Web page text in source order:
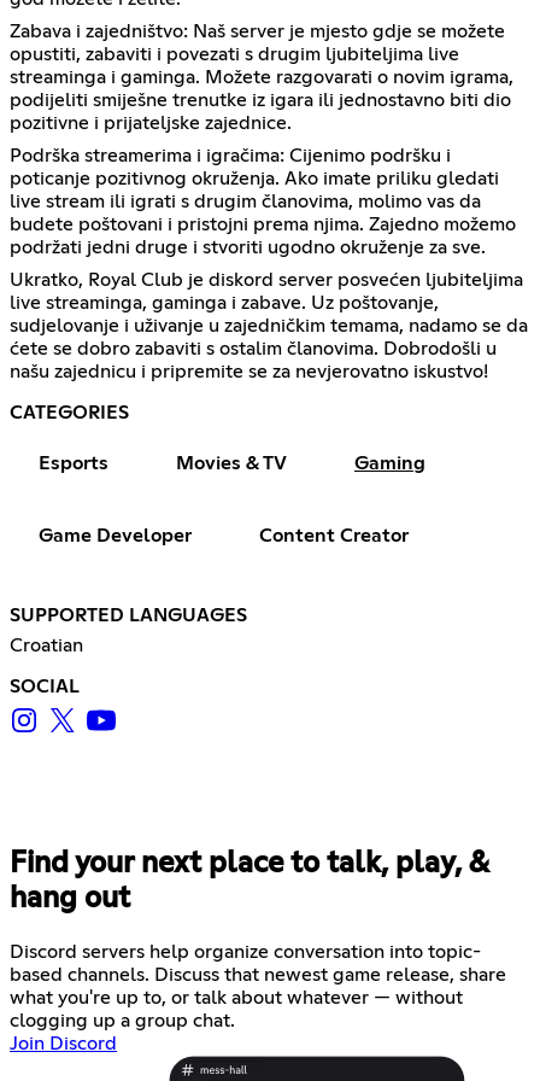
Zabava i zajedništvo: Naš server je mjesto gdje se možete
opustiti, zabaviti i povezati s drugim ljubiteljima live
streaminga i gaminga. Možete razgovarati o novim igrama,
podijeliti smiješne trenutke iz igara ili jednostavno biti dio
pozitivne i prijateljske zajednice.
Podrška streamerima i igračima: Cijenimo podršku i
poticanje pozitivnog okruženja. Ako imate priliku gledati
live stream ili igrati s drugim članovima, molimo vas da
budete poštovani i pristojni prema njima. Zajedno možemo
podržati jedni druge i stvoriti ugodno okruženje za sve.
Ukratko, Royal Club je diskord server posvećen ljubiteljima
live streaminga, gaminga i zabave. Uz poštovanje,
sudjelovanje i uživanje u zajedničkim temama, nadamo se da
ćete se dobro zabaviti s ostalim članovima. Dobrodošli u
našu zajednicu i pripremite se za nevjerovatno iskustvo!
CATEGORIES
Esports Movies & TV Gaming
Game Developer Content Creator
SUPPORTED LANGUAGES
Croatian
SOCIAL
Find your next place to talk, play, &
hang out
Discord servers help organize conversation into topic-
based channels. Discuss that newest game release, share
what you're up to, or talk about whatever — without
clogging up a group chat.
Join Discord